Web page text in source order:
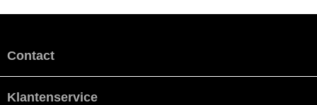
Contact
Klantenservice